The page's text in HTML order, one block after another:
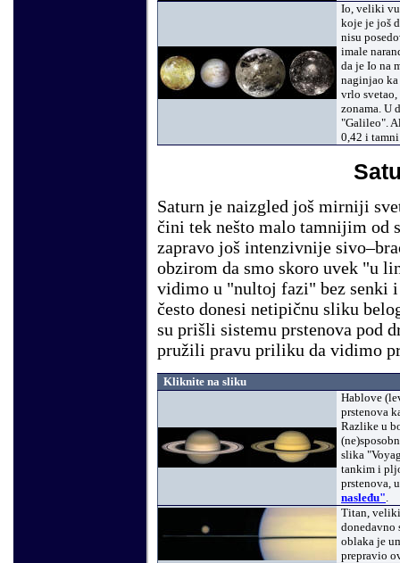
Io, veliki
koje je još
nisu
imale
da je Io na
naginjao
vrlo
zonama. U
"Galileo".
0,42 i
Saturn je naizgled još mirniji
čini tek nešto malo tamnijim od
zapravo još intenzivnije
obzirom da smo skoro uvek "u
vidimo u "nultoj fazi" bez senki i
često donesi netipičnu sliku
su prišli sistemu prstenova pod
pružili pravu priliku da vidimo
Kliknite na sliku
Hablove
prstenova
Razlike u
slika
tankim i
prstenova,
nasleđu"
Titan, veliki
donedavno
oblaka je
prepravio